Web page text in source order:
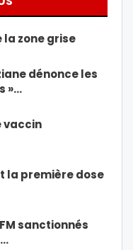
zone grise
dénonce les
»…
vaccin
la première dose
sanctionnés